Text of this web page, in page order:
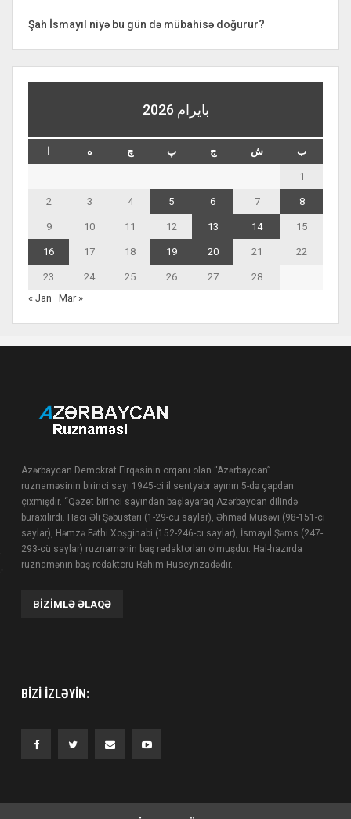
Şah İsmayıl niyə bu gün də mübahisə doğurur?
بايرام 2026
ه چ پ ج ش ب
1
2 3 4 5 6 7 8
9 10 11 12 13 14 15
16 17 18 19 20 21 22
23 24 25 26 27
28
« Jan
Mar »
Azərbaycan Demokrat Firqəsinin orqanı olan “Azərbaycan”
ruznaməsinin birinci sayı 1945-ci il sentyabr ayının 5-də çapdan
çıxmışdır. “Qəzet birinci sayından başlayaraq Azərbaycan dilində
buraxılırdı. Hacı Əli Şəbüstəri (1-29-cu saylar), Əhməd Müsəvi (98-151-ci
saylar), Həmzə Fəthi Xoşginabi (152-246-cı saylar), İsmayıl Şəms (247-
293-cü saylar) ruznamənin baş redaktorları olmuşdur. Hal-hazırda
ruznamənin baş redaktoru Rəhim Hüseynzadədir.
BIZIMLƏ ƏLAQƏ
BIZI IZLƏYIN: